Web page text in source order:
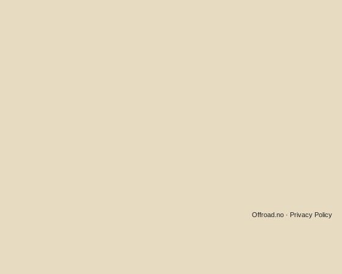
Privacy Policy
Offroad.no ·